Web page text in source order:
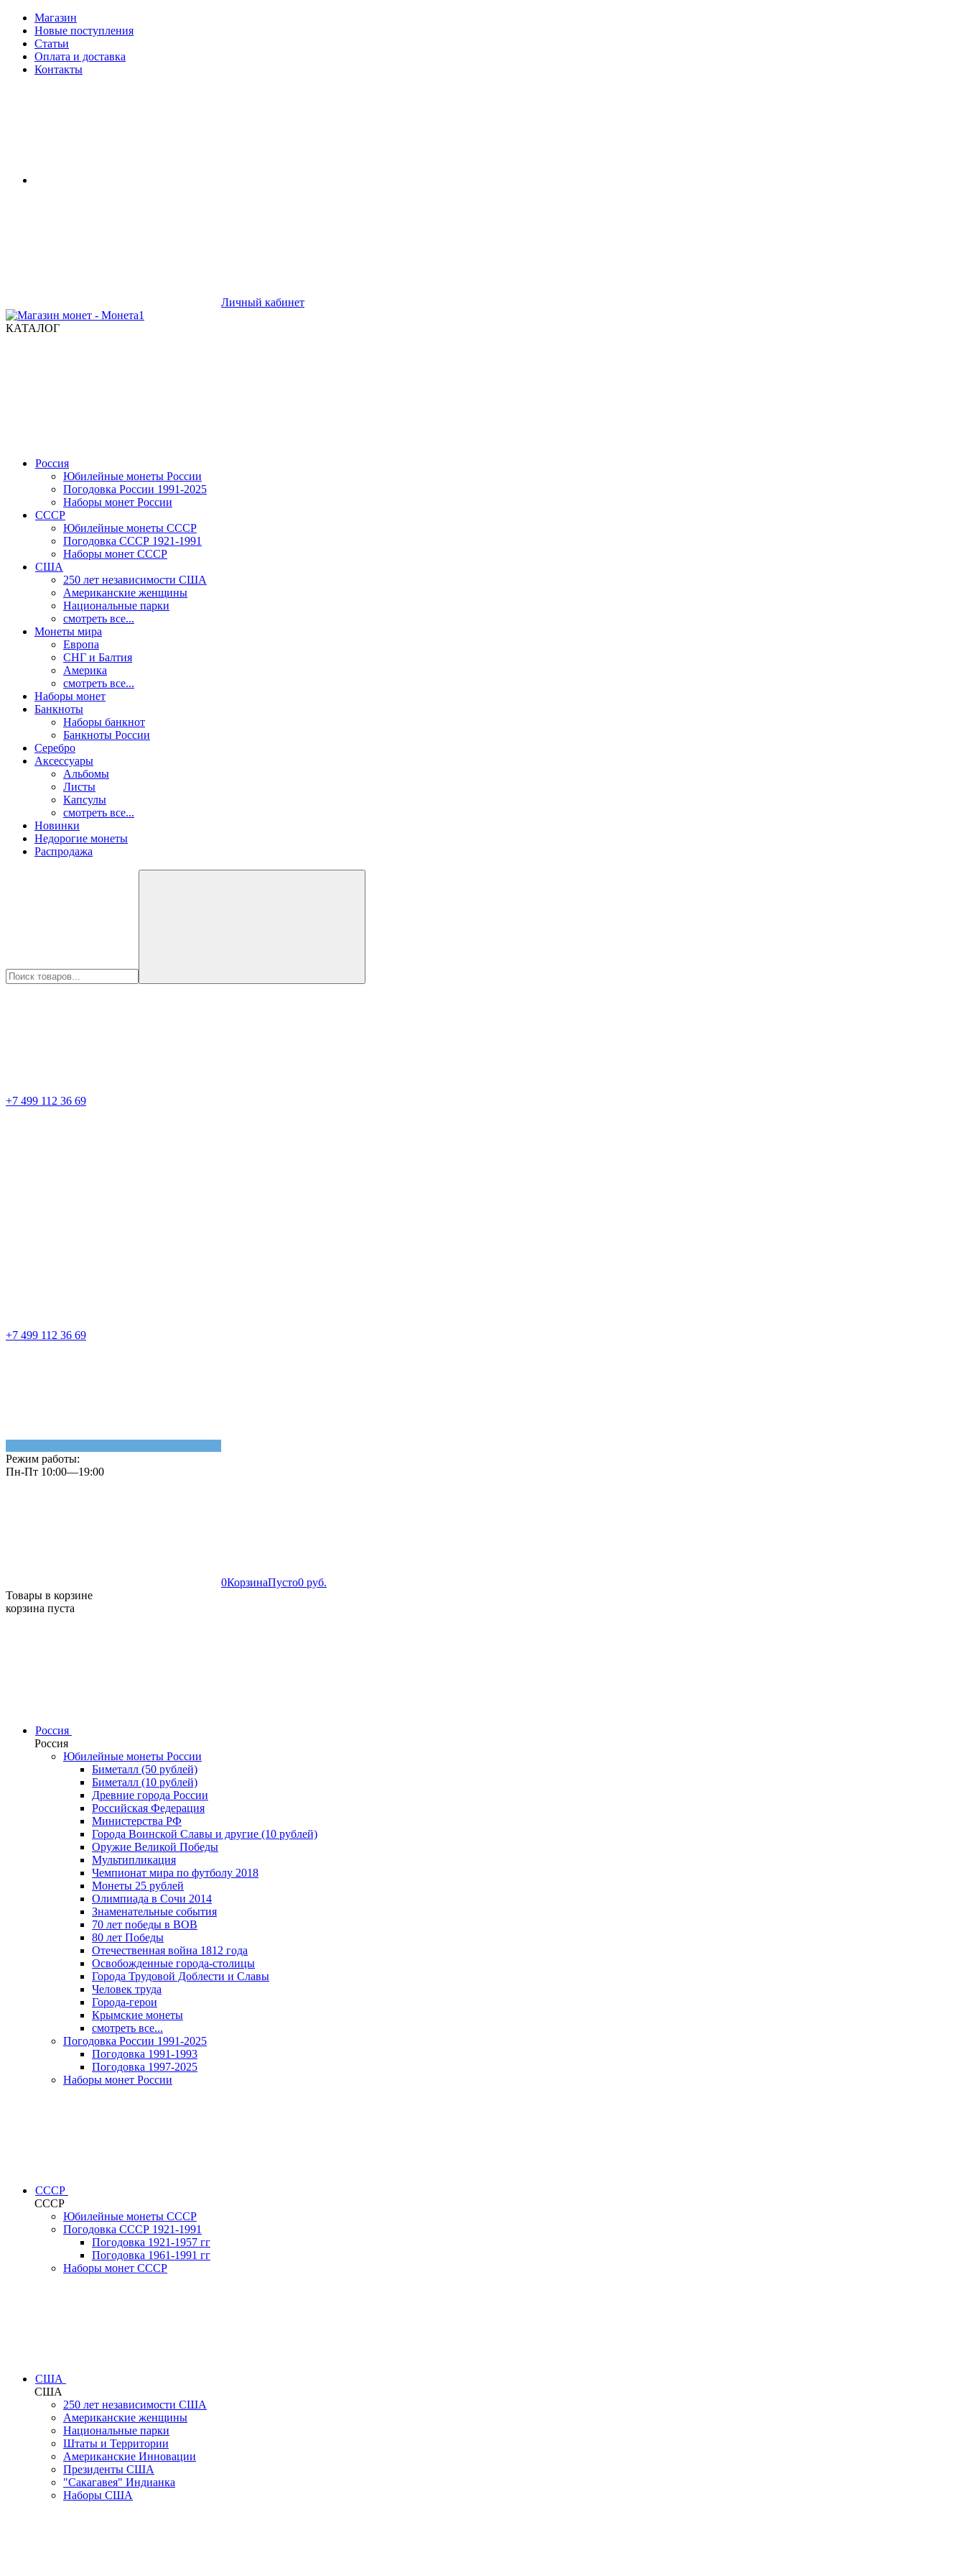
Магазин
Новые поступления
Статьи
Оплата и доставка
Контакты
Личный кабинет
КАТАЛОГ
Россия
Юбилейные монеты России
Погодовка России 1991-2025
Наборы монет России
СССР
Юбилейные монеты СССР
Погодовка СССР 1921-1991
Наборы монет СССР
США
250 лет независимости США
Американские женщины
Национальные парки
смотреть все...
Монеты мира
Европа
СНГ и Балтия
Америка
смотреть все...
Наборы монет
Банкноты
Наборы банкнот
Банкноты России
Серебро
Аксессуары
Альбомы
Листы
Капсулы
смотреть все...
Новинки
Недорогие монеты
Распродажа
+7 499 112 36 69
+7 499 112 36 69
Режим работы:
Пн-Пт 10:00—19:00
0КорзинаПусто0 руб.
Товары в корзине
корзина пуста
Россия
Россия
Юбилейные монеты России
Биметалл (50 рублей)
Биметалл (10 рублей)
Древние города России
Российская Федерация
Министерства РФ
Города Воинской Славы и другие (10 рублей)
Оружие Великой Победы
Мультипликация
Чемпионат мира по футболу 2018
Монеты 25 рублей
Олимпиада в Сочи 2014
Знаменательные события
70 лет победы в ВОВ
80 лет Победы
Отечественная война 1812 года
Освобожденные города-столицы
Города Трудовой Доблести и Славы
Человек труда
Города-герои
Крымские монеты
смотреть все...
Погодовка России 1991-2025
Погодовка 1991-1993
Погодовка 1997-2025
Наборы монет России
СССР
СССР
Юбилейные монеты СССР
Погодовка СССР 1921-1991
Погодовка 1921-1957 гг
Погодовка 1961-1991 гг
Наборы монет СССР
США
США
250 лет независимости США
Американские женщины
Национальные парки
Штаты и Территории
Американские Инновации
Президенты США
"Сакагавея" Индианка
Наборы США